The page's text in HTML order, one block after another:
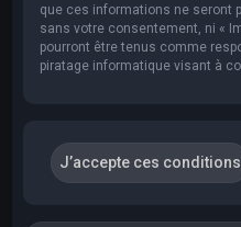
que ces informations ne seront
sans votre consentement, ni «
pourront être tenus comme
piratage informatique visant à